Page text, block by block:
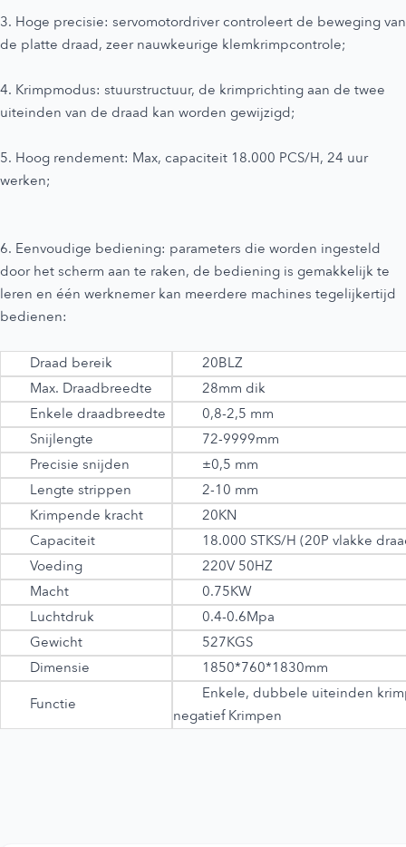
3. Hoge precisie: servomotordriver controleert de beweging van
de platte draad, zeer nauwkeurige klemkrimpcontrole;
4. Krimpmodus: stuurstructuur, de krimprichting aan de twee
uiteinden van de draad kan worden gewijzigd;
5. Hoog rendement: Max, capaciteit 18.000 PCS/H, 24 uur
werken;
6. Eenvoudige bediening: parameters die worden ingesteld
door het scherm aan te raken, de bediening is gemakkelijk te
leren en één werknemer kan meerdere machines tegelijkertijd
bedienen:
Draad bereik
20BLZ
Max. Draadbreedte
28mm dik
Enkele draadbreedte
0,8-2,5 mm
Snijlengte
72-9999mm
Precisie snijden
±0,5 mm
Lengte strippen
2-10 mm
Krimpende kracht
20KN
Capaciteit
18.000 STKS/H (20P vlakke
Voeding
220V 50HZ
Macht
0.75KW
Luchtdruk
0.4-0.6Mpa
Gewicht
527KGS
Dimensie
1850*760*1830mm
Functie
Enkele, dubbele uiteinden
negatief Krimpen